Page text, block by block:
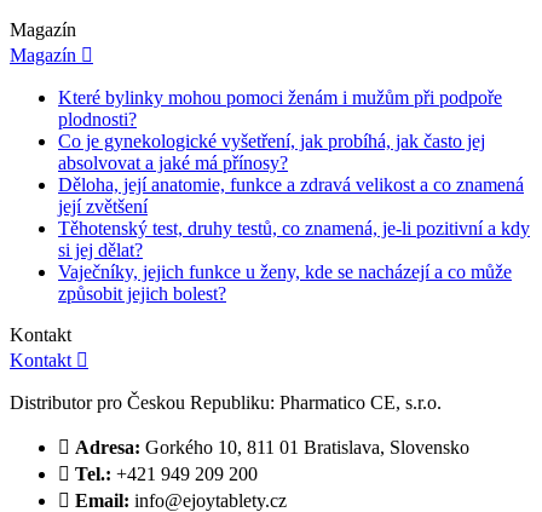
Magazín
Magazín 
Které bylinky mohou pomoci ženám i mužům při podpoře
plodnosti?
Co je gynekologické vyšetření, jak probíhá, jak často jej
absolvovat a jaké má přínosy?
Děloha, její anatomie, funkce a zdravá velikost a co znamená
její zvětšení
Těhotenský test, druhy testů, co znamená, je-li pozitivní a kdy
si jej dělat?
Vaječníky, jejich funkce u ženy, kde se nacházejí a co může
způsobit jejich bolest?
Kontakt
Kontakt 
Distributor pro Českou Republiku: Pharmatico CE, s.r.o.
 Adresa: Gorkého 10, 811 01 Bratislava, Slovensko
 Tel.: +421 949 209 200
 Email: info@ejoytablety.cz